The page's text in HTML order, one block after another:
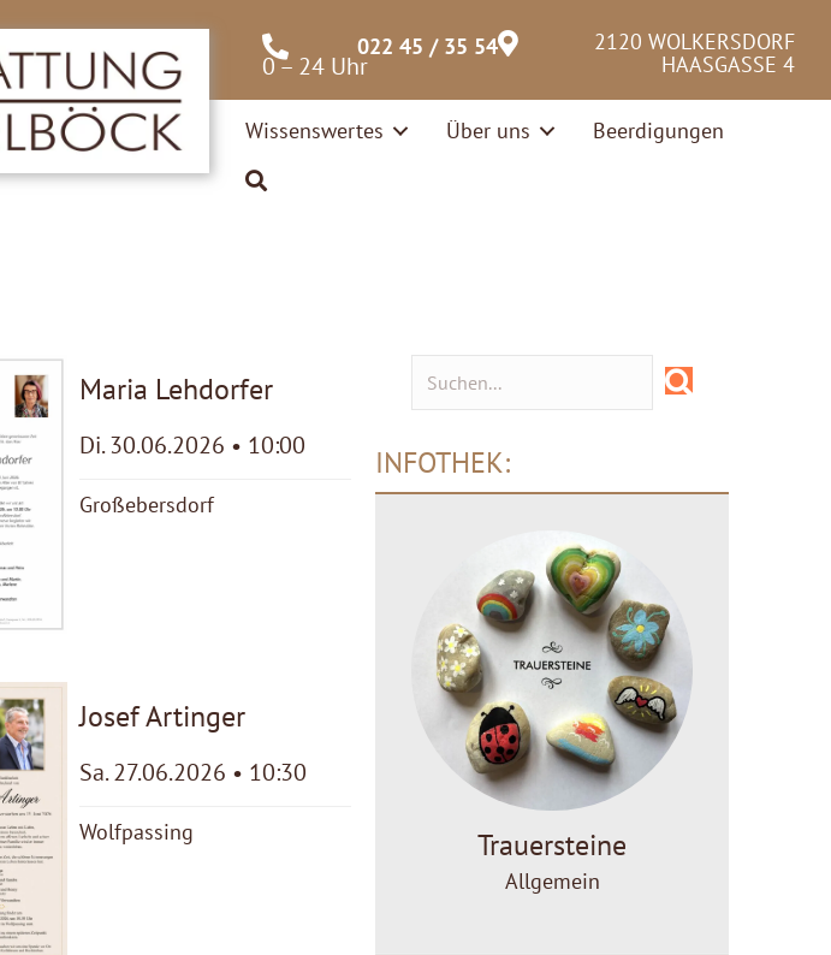
022 45 / 35 54
0 – 24 Uhr
2120 WOLKERSDORF
HAASGASSE 4
Wissenswertes Über uns Beerdigungen
Maria Lehdorfer
Di. 30.06.2026 • 10:00
Großebersdorf
Josef Artinger
Sa. 27.06.2026 • 10:30
Wolfpassing
INFOTHEK:
Trauersteine
Allgemein